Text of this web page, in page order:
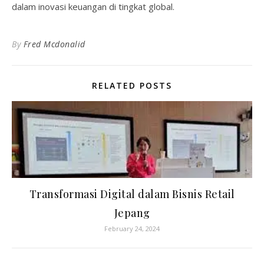
dalam inovasi keuangan di tingkat global.
By Fred Mcdonalid
RELATED POSTS
Transformasi Digital dalam Bisnis Retail
Jepang
February 24, 2024